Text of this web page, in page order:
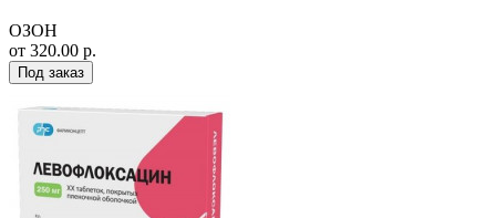
ОЗОН
от 320.00 р.
Под заказ